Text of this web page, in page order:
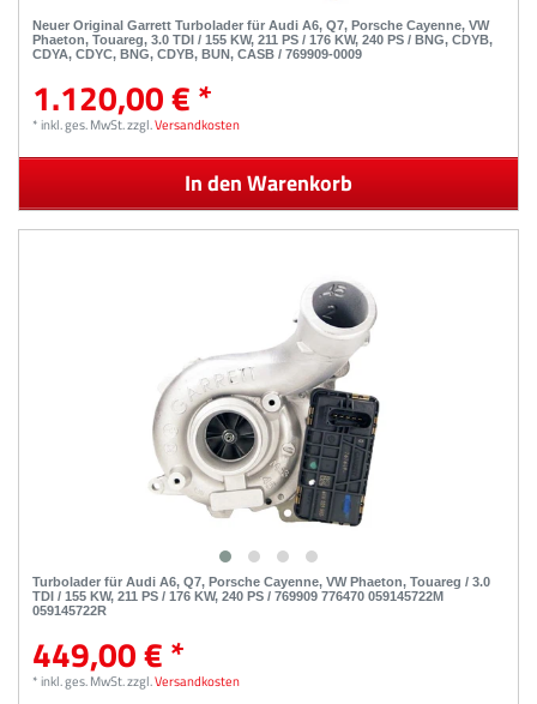
Neuer Original Garrett Turbolader für Audi A6, Q7, Porsche Cayenne, VW
Phaeton, Touareg, 3.0 TDI / 155 KW, 211 PS / 176 KW, 240 PS / BNG, CDYB,
CDYA, CDYC, BNG, CDYB, BUN, CASB / 769909-0009
1.120,00 € *
*inkl. ges. MwSt.zzgl.Versandkosten
In den Warenkorb
Turbolader für Audi A6, Q7, Porsche Cayenne, VW Phaeton, Touareg / 3.0
TDI / 155 KW, 211 PS / 176 KW, 240 PS / 769909 776470 059145722M
059145722R
449,00 € *
*inkl. ges. MwSt.zzgl.Versandkosten